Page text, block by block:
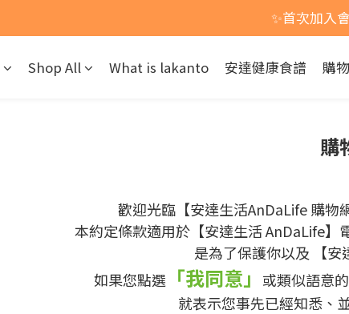
📢中元普渡活動開跑！買一組即享免運
✨首次加入
📢中元普渡活動開跑！買一組即享免運
Shop All What is lakanto 安達健康食譜 購
購
歡迎光臨【安達生活AnDaLife 購物
本約定條款適用於【安達生活 AnDaLife】
是為了保護你以及 【安
如果您點選
「我同意」
或類似語意
就表示您事先已經知悉、